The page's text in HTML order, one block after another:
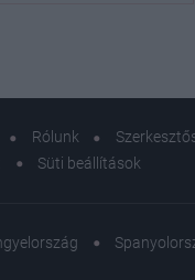
Rólunk
Süti beállítások